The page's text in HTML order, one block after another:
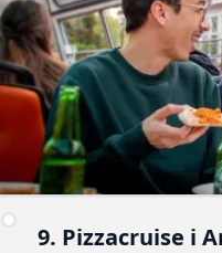
9. Pizzacruise i